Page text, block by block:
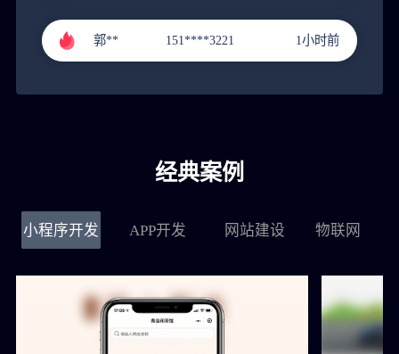
郭** 151****3221 1小时前
经典案例
小程序开发 APP开发 网站建设 物联网